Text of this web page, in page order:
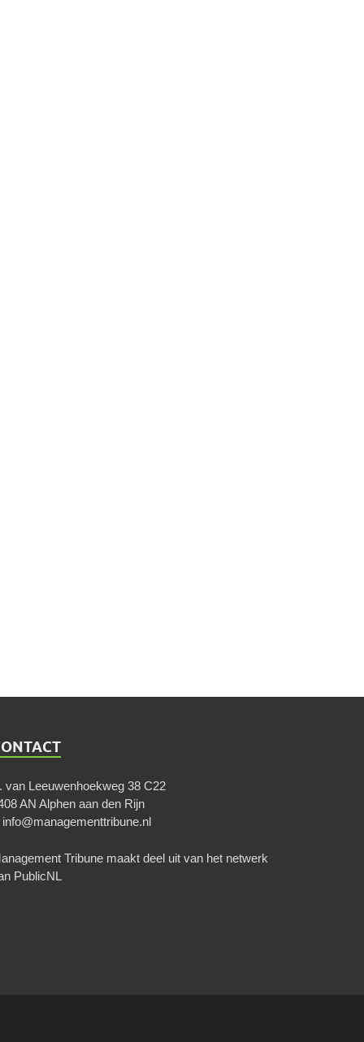
van Leeuwenhoekweg 38 C22
AN Alphen aan den Rijn
info@managementtribune.nl
Tribune maakt deel uit van het netwerk
PublicNL